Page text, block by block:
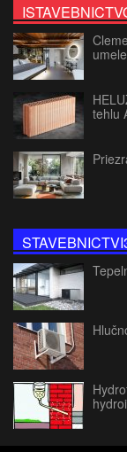
tehlu